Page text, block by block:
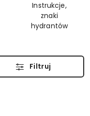
Instrukcje,
znaki
hydrantów
Filtruj